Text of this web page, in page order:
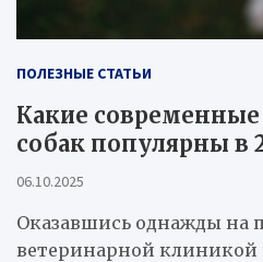
ПОЛЕЗНЫЕ СТАТЬИ
Какие
собак популярны в
06.10.2025
Оказавшись однажды на
ветеринарной